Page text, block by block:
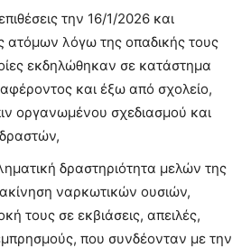
την 16/1/2026 και
ατόμων λόγω της οπαδικής τους
εκδηλώθηκαν σε κατάστημα
και έξω από σχολείο,
οργανωμένου σχεδιασμού και
δραστηριότητα μελών της
ναρκωτικών ουσιών,
τους σε εκβιάσεις, απειλές,
που συνδέονταν με την